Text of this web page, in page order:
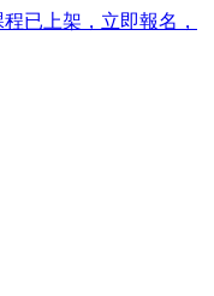
已上架，立即報名，